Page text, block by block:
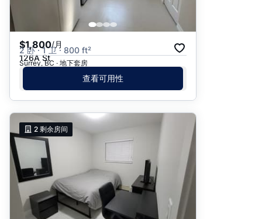
$1,800/月
2 卧 · 1 卫 · 800 ft²
126A St
Surrey, BC · 地下套房
查看可用性
2 剩余房间